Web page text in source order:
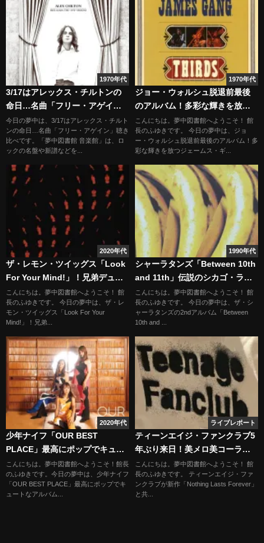
1970年代
3/17はアレックス・チルトンの
命日…名曲「フリー・アゲイ
ン」聴き比べ
今日の夢中は、3/17はアレックス・チルト
ンの命日…名曲「フリー・アゲイン」聴き
比べです。「夢中図書館 音楽館」は、ロ
ックの名盤や新譜などを...
1970年代
ジョー・ウォルシュ脱退前最後
のアルバム！多彩な輝きを放つ
ジェームス・ギャング「サー
ズ」
こんにちは。夢中図書館へようこそ！ 館
長のふゆきです。 今日の夢中は、ジョ
ー・ウォルシュ脱退前最後のアルバム！多
彩な輝きを放つジェームス・ギ...
2020年代
ザ・レモン・ツイッグス「Look
For Your Mind!」！兄弟デュオ
が放つ2026年最強のポップミュ
ージック
こんにちは。夢中図書館へようこそ！ 館
長のふゆきです。 今日の夢中は、ザ・レ
モン・ツイッグス「Look For Your
Mind!」！兄弟...
1990年代
シャーラタンズ「Between 10th
and 11th」伝説のシカゴ・ライ
ブも
こんにちは。夢中図書館へようこそ！ 館
長のふゆきです。 今日の夢中は、ザ・シ
ャーラタンズの2ndアルバム「Between
10th and ...
2020年代
少年ナイフ「OUR BEST
PLACE」最高にポップでキュー
トなアルバム爆誕！童謡パンク
も…
こんにちは。夢中図書館へようこそ！館長
のふゆきです。今日の夢中は、少年ナイフ
「OUR BEST PLACE」最高にポップでキ
ュートなアルバム...
ライブレポート
ティーンエイジ・ファンクラブ5
年ぶり来日！美メロ美コーラス
に魅了された東京公演
こんにちは。夢中図書館へようこそ！ 館
長のふゆきです。 ティーンエイジ・ファ
ンクラブが新作「Nothing Lasts Forever」
と共...